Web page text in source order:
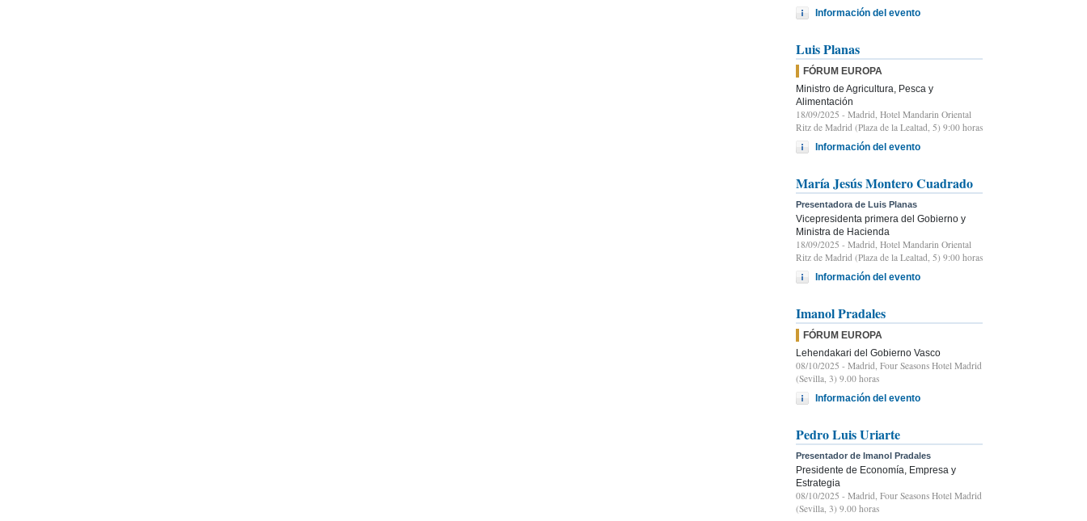
Información del evento
Luis Planas
FÓRUM EUROPA
Ministro de Agricultura, Pesca y
Alimentación
18/09/2025 - Madrid, Hotel Mandarin Oriental
Ritz de Madrid (Plaza de la Lealtad, 5) 9:00 horas
Información del evento
María Jesús Montero Cuadrado
Presentadora de Luis Planas
Vicepresidenta primera del Gobierno y
Ministra de Hacienda
18/09/2025 - Madrid, Hotel Mandarin Oriental
Ritz de Madrid (Plaza de la Lealtad, 5) 9:00 horas
Información del evento
Imanol Pradales
FÓRUM EUROPA
Lehendakari del Gobierno Vasco
08/10/2025 - Madrid, Four Seasons Hotel Madrid
(Sevilla, 3) 9.00 horas
Información del evento
Pedro Luis Uriarte
Presentador de Imanol Pradales
Presidente de Economía, Empresa y
Estrategia
08/10/2025 - Madrid, Four Seasons Hotel Madrid
(Sevilla, 3) 9.00 horas